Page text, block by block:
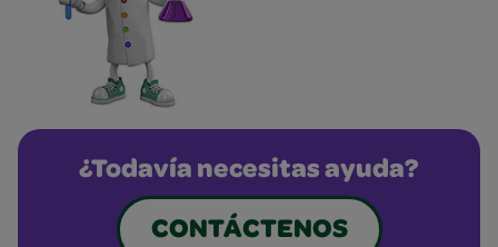
¿Todavía necesitas ayuda?
CONTÁCTENOS